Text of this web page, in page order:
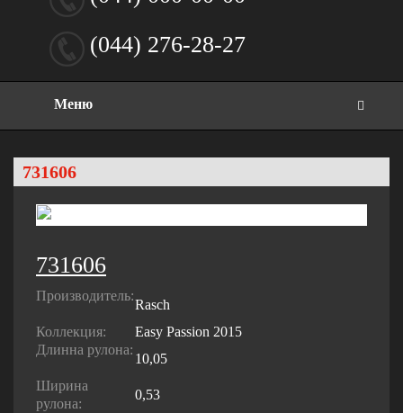
(044) 276-28-27
Меню
731606
731606
Производитель:
Rasch
Коллекция:
Easy Passion 2015
Длинна рулона:
10,05
Ширина
рулона:
0,53